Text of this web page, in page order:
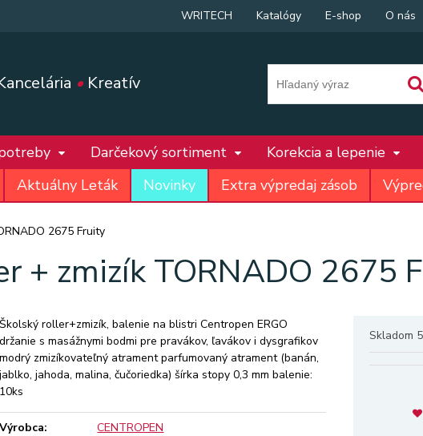
•Kreatív
WRITECH Katalógy E-shop O nás
Darčekový sortiment Korekcia a lepenie
Aktuálny Leták
Novinky Extra výpredaj zásob
2675 Fruity
+ zmizík TORNADO 2675
Skladom
Školský roller+zmizík, balenie na blistri Centropen ERGO
držanie s masážnymi bodmi pre pravákov, ľavákov i dysgrafikov
modrý zmizíkovateľný atrament parfumovaný atrament (banán,
jablko, jahoda, malina, čučoriedka) šírka stopy 0,3 mm balenie:
10ks
Výrobca:
CENTROPEN